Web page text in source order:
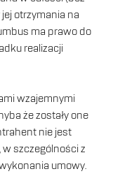
otrzymania na
ma prawo do
realizacji
wzajemnymi
że zostały one
nie jest
szczególności z
umowy.